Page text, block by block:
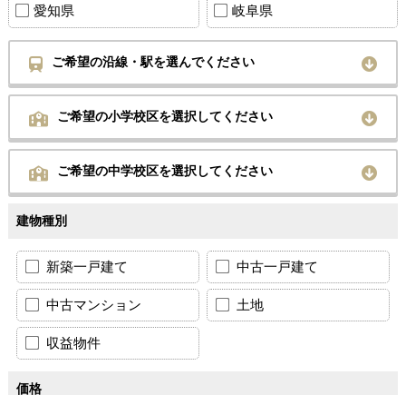
愛知県 岐阜県
ご希望の沿線・駅を選んでください
ご希望の小学校区を選択してください
ご希望の中学校区を選択してください
建物種別
新築一戸建て 中古一戸建て
中古マンション 土地
収益物件
価格